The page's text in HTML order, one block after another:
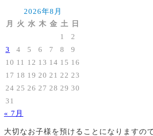
2026年8月
月
火 水 木 金 土
日
1
2
3
4 5 6 7 8
9
10 11 12 13 14 15 16
17 18 19 20 21 22 23
24 25 26 27 28 29 30
31
« 7月
大切なお子様を預けることになりますの